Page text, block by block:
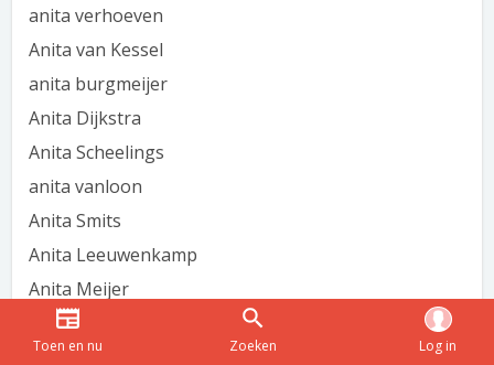
anita verhoeven
Anita van Kessel
anita burgmeijer
Anita Dijkstra
Anita Scheelings
anita vanloon
Anita Smits
Anita Leeuwenkamp
Anita Meijer
anita acverweij
anita scheepers
Toen en nu Zoeken Log in